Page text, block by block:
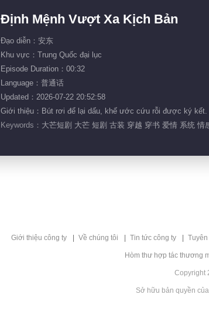
Định Mệnh Vượt Xa Kịch Bản
Đạo diễn：安东
Khu vực：Trung Quốc đại lục
Episode Duration：00:32
Language：普通话
Updated：2026-07-22 20:52:58
Giới thiệu：Bút rơi để lại dấu, khế ước cứu rỗi được ký kết.
Keywords： 大芒短剧 大芒 短剧 古装 穿越 穿书 爱情 系统
Giới thiệu công ty Về chúng tôi Tin tức công ty
Hòm thư hợp tác thương
Copyright
Sở hữu bản quyền